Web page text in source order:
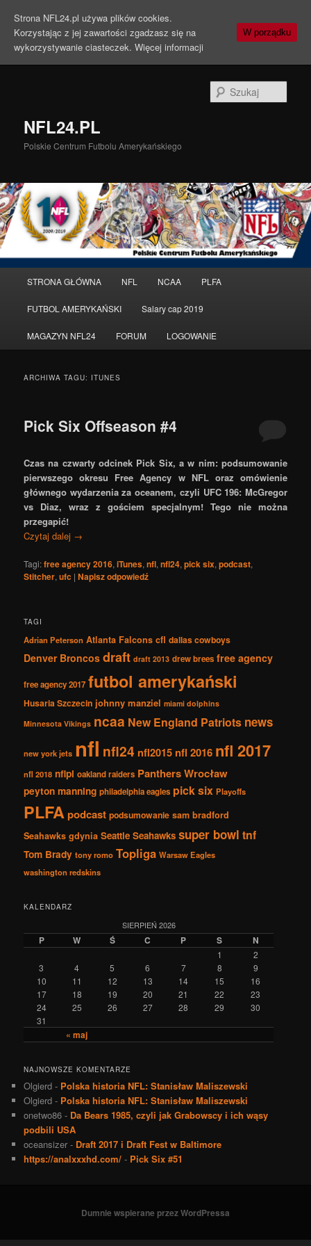
NFL24.PL
Polskie Centrum Futbolu Amerykańskiego
główne
Przeskocz
do
tekstu
Przeskocz
do
widgetów
STRONA GŁÓWNA NFL NCAA PLFA
FUTBOL AMERYKAŃSKI Salary cap 2019
MAGAZYN NFL24 FORUM LOGOWANIE
ARCHIWA TAGU: ITUNES
Pick Six Offseason #4
Czas na czwarty odcinek Pick Six, a w nim: podsumowanie
pierwszego okresu Free Agency w NFL oraz omówienie
głównego wydarzenia za oceanem, czyli UFC 196: McGregor
vs Diaz, wraz z gościem specjalnym! Tego nie można
przegapić!
Czytaj dalej →
Tagi:free agency 2016,iTunes,nfl,nfl24,pick six,podcast,
Stitcher,ufc |Napisz odpowiedź
TAGI
Adrian Peterson Atlanta Falcons cfl dallas cowboys
Denver Broncos draft draft 2013 drew brees free agency
free agency 2017 futbol amerykański
Husaria Szczecin johnny manziel miami dolphins
Minnesota Vikings ncaa New England Patriots news
new york jets nfl nfl24 nfl2015 nfl 2016 nfl 2017
nfl 2018 nflpl oakland raiders Panthers Wrocław
peyton manning philadelphia eagles pick six Playoffs
PLFA podcast podsumowanie sam bradford
Seahawks gdynia Seattle Seahawks super bowl tnf
Tom Brady tony romo Topliga Warsaw Eagles
washington redskins
KALENDARZ
SIERPIEŃ 2026
P W Ś C P S N
« maj
1
2
3
4 5 6 7 8
9
10
11 12 13 14 15
16
17
18 19 20 21 22
23
24
25 26 27 28 29
30
31
NAJNOWSZE KOMENTARZE
Olgierd - Polska historia NFL: Stanisław Maliszewski
Olgierd - Polska historia NFL: Stanisław Maliszewski
onetwo86 - Da Bears 1985, czyli jak Grabowscy i ich wąsy
podbili USA
oceansizer - Draft 2017 i Draft Fest w Baltimore
https://analxxxhd.com/ - Pick Six #51
Dumnie wspierane przez WordPressa
Strona NFL24.pl używa plików cookies.
Korzystając z jej zawartości zgadzasz się na
wykorzystywanie ciasteczek. Więcej informacji
W porządku